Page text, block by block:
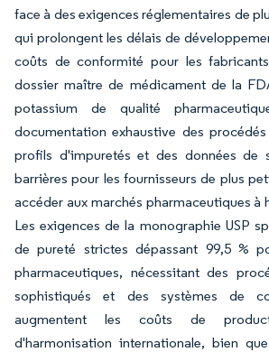
face à des exigences réglementaires de
qui prolongent les délais de
coûts de conformité pour les
dossier maître de médicament de la
potassium de qualité
documentation exhaustive des
profils d'impuretés et des données de
barrières pour les fournisseurs de plus
accéder aux marchés pharmaceutiques à
Les exigences de la monographie USP
de pureté strictes dépassant 99,5 %
pharmaceutiques, nécessitant des
sophistiqués et des systèmes de
augmentent les coûts de
d'harmonisation internationale, bien